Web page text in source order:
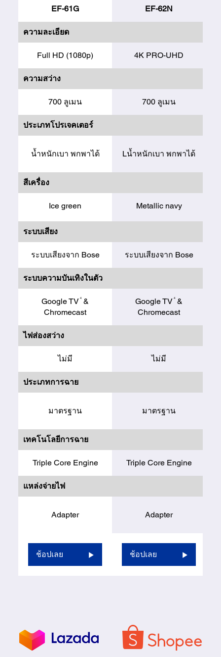
EF-61G EF-62N
ความละเอียด
Full HD (1080p) 4K PRO-UHD
ความสว่าง
700 ลูเมน 700 ลูเมน
ประเภทโปรเจคเตอร์
น้ำหนักเบา พกพาได้ Lน้ำหนักเบา พกพาได้
สีเครื่อง
Ice green Metallic navy
ระบบเสียง
ระบบเสียงจาก Bose ระบบเสียงจาก Bose
ระบบความบันเทิงในตัว
Google TV 4 &
Chromecast
Google TV 4 &
Chromecast
ไฟส่องสว่าง
ไม่มี ไม่มี
ประเภทการฉาย
มาตรฐาน มาตรฐาน
เทคโนโลยีการฉาย
Triple Core Engine Triple Core Engine
แหล่งจ่ายไฟ
Adapter Adapter
ช้อปเลย ช้อปเลย